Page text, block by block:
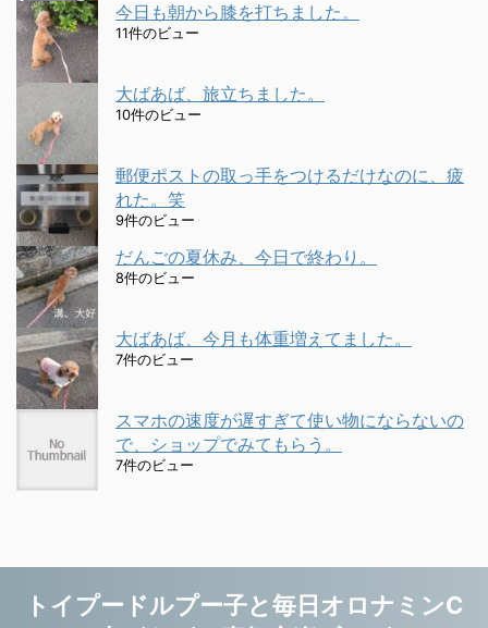
今日も朝から膝を打ちました。
11件のビュー
大ばあば、旅立ちました。
10件のビュー
郵便ポストの取っ手をつけるだけなのに、疲
れた。笑
9件のビュー
だんごの夏休み、今日で終わり。
8件のビュー
大ばあば、今月も体重増えてました。
7件のビュー
スマホの速度が遅すぎて使い物にならないの
で、ショップでみてもらう。
7件のビュー
トイプードルプー子と毎日オロナミンC